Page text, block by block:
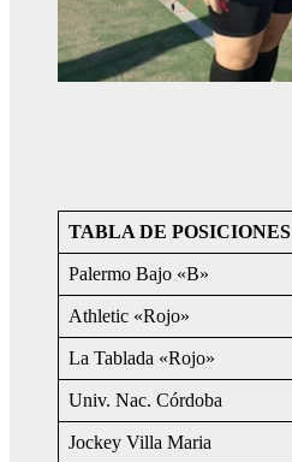
TABLA DE POSICIONES
Palermo Bajo «B»
Athletic «Rojo»
La Tablada «Rojo»
Univ. Nac. Córdoba
Jockey Villa Maria